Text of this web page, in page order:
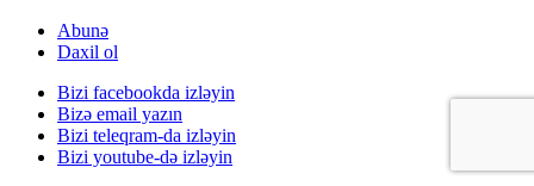
Abunə
Daxil ol
Bizi facebookda izləyin
Bizə email yazın
Bizi teleqram-da izləyin
Bizi youtube-də izləyin